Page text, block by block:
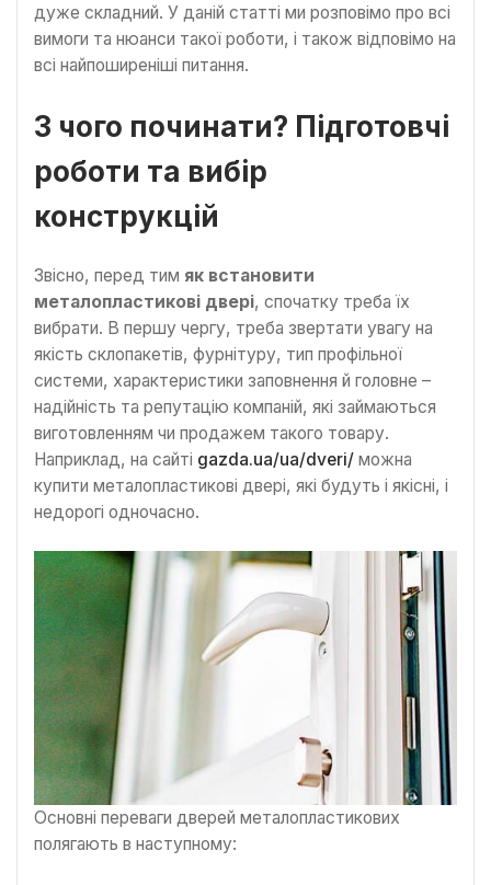
дуже складний. У даній статті ми розповімо про всі
вимоги та нюанси такої роботи, і також відповімо на
всі найпоширеніші питання.
З чого починати? Підготовчі
роботи та вибір
конструкцій
Звісно, перед тим як встановити
металопластикові двері, спочатку треба їх
вибрати. В першу чергу, треба звертати увагу на
якість склопакетів, фурнітуру, тип профільної
системи, характеристики заповнення й головне –
надійність та репутацію компаній, які займаються
виготовленням чи продажем такого товару.
Наприклад, на сайті gazda.ua/ua/dveri/ можна
купити металопластикові двері, які будуть і якісні, і
недорогі одночасно.
Основні переваги дверей металопластикових
полягають в наступному: